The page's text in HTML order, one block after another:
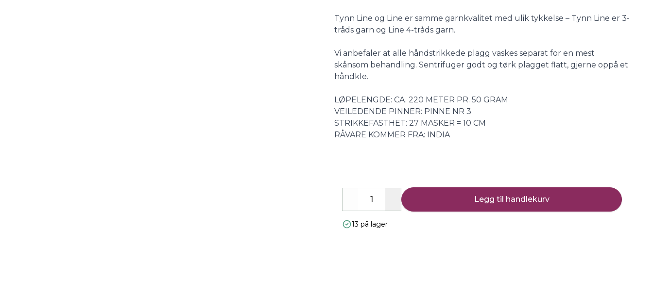
Tynn Line og Line er samme garnkvalitet med ulik tykkelse – Tynn Line er 3-
tråds garn og Line 4-tråds garn.
Vi anbefaler at alle håndstrikkede plagg vaskes separat for en mest
skånsom behandling. Sentrifuger godt og tørk plagget flatt, gjerne oppå et
håndkle.
LØPELENGDE: CA. 220 METER PR. 50 GRAM
VEILEDENDE PINNER: PINNE NR 3
STRIKKEFASTHET: 27 MASKER = 10 CM
RÅVARE KOMMER FRA: INDIA
Decrease Increase
Legg til handlekurv
13 på lager